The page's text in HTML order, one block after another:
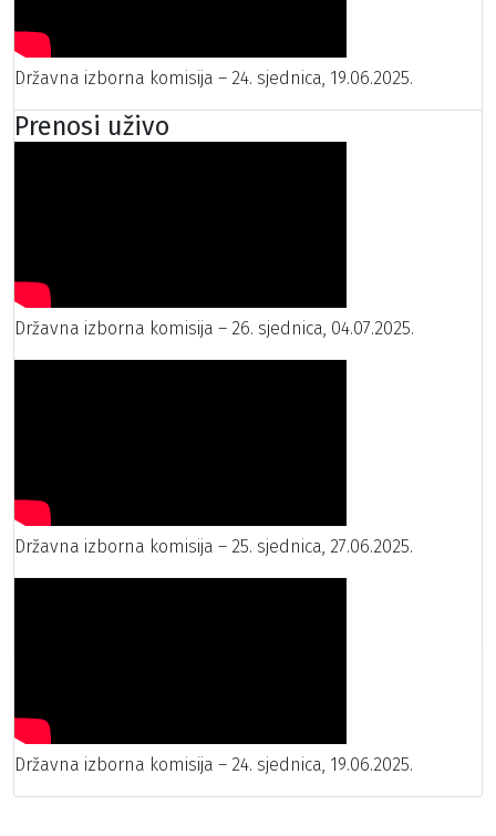
Državna izborna komisija – 24. sjednica, 19.06.2025.
Prenosi uživo
Državna izborna komisija – 26. sjednica, 04.07.2025.
Državna izborna komisija – 25. sjednica, 27.06.2025.
Državna izborna komisija – 24. sjednica, 19.06.2025.